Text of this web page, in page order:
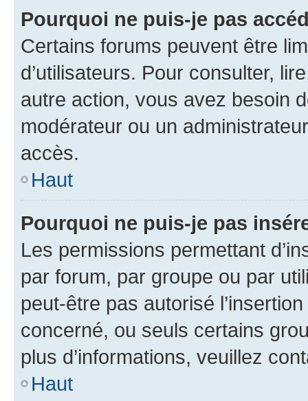
Pourquoi ne puis-je pas
Certains forums peuvent être
d’utilisateurs. Pour consulter,
autre action, vous avez besoin
modérateur ou un
accès.
Haut
Pourquoi ne puis-je pas
Les permissions permettant
par forum, par groupe ou par
peut-être pas autorisé
concerné, ou seuls certains
plus d’informations, veuillez
Haut